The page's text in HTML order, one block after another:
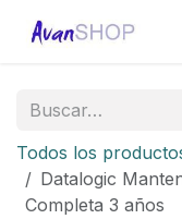
Todos los
Datalogic
Completa 3 años